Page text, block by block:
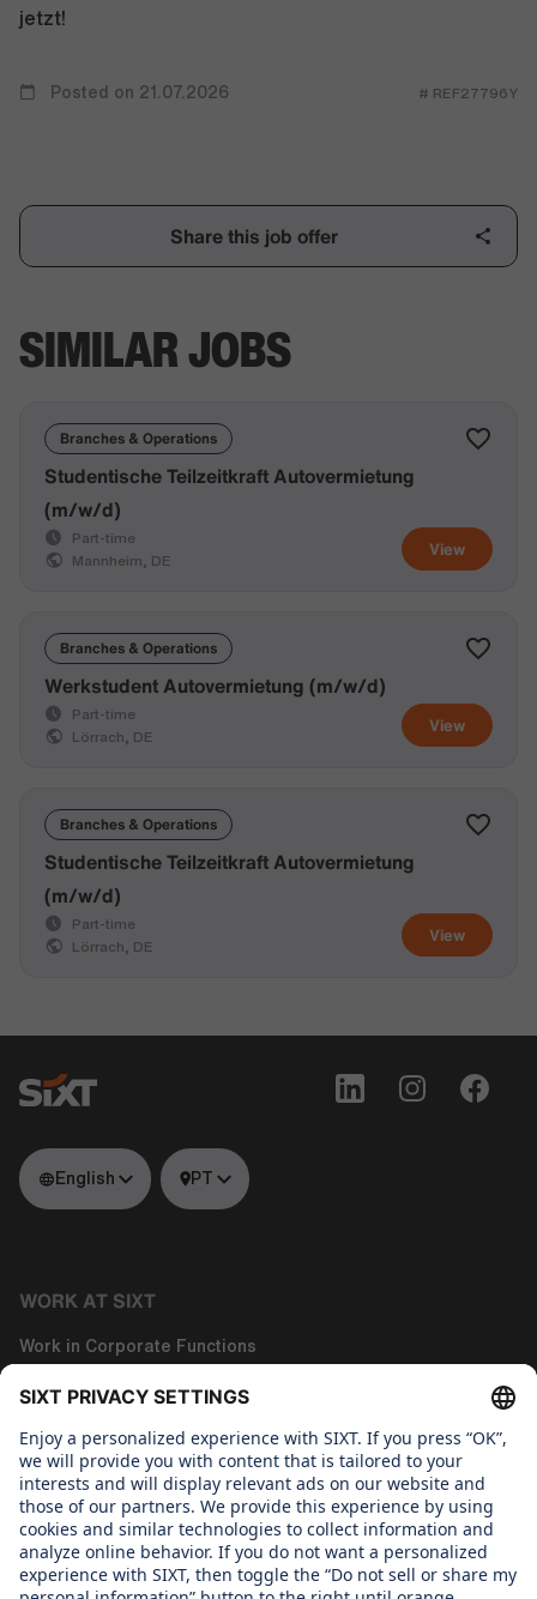
jetzt!
Posted on 21.07.2026 # REF27796Y
Share this job offer
SIMILAR JOBS
Branches & Operations
View
Studentische Teilzeitkraft Autovermietung
(m/w/d)
Part-time
Mannheim, DE
Branches & Operations
View
Werkstudent Autovermietung (m/w/d)
Part-time
Lörrach, DE
Branches & Operations
View
Studentische Teilzeitkraft Autovermietung
(m/w/d)
Part-time
Lörrach, DE
English PT
WORK AT SIXT
Work in Corporate Functions
Work in Tech
About us
WHAT WE CARE ABOUT
Regine SIXT Children´s Aid Foundation